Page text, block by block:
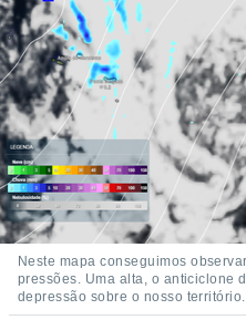
como a
este sitio
IP e
de
possam
seus
com
qual se
tal,
seu
ou opor-
Neste mapa conseguimos
pressões. Uma alta, o anticiclone
depressão sobre o nosso território.